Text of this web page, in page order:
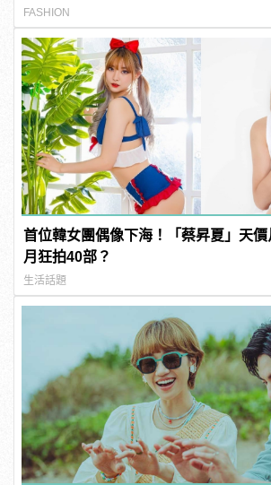
FASHION
首位韓女團偶像下海！「蔡昇夏」天價
月狂拍40部？
生活話題